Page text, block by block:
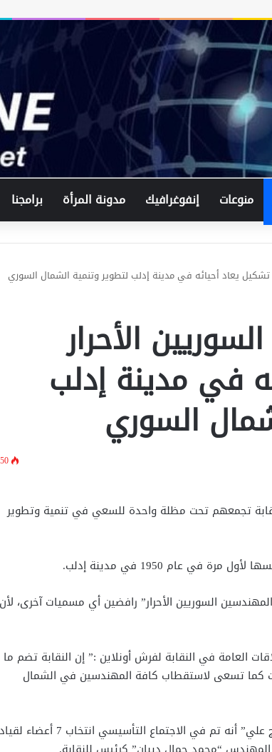
منوعات إنفوغرافيك مدونة المرأة برامجنا
تشكيل يعاد أحيائه في مدينة إدلب لتطوير وتنمية الشمال السوري
الأحرار
في مدينة إدلب
السوري
تجمعهم تحت مظلة واحدة للسعي في تنمية وتطوير
في عام 1950 في مدينة إدلب.
السوريين الأحرار” رافضين أي مسميات آخرى، لأن
العامة في النقابة لفرش أونلاين :” إن النقابة تضم ما
كما تسعى لاستقطاب كافة المهندسين في الشمال
وعن خطوات ومراحل تأسيس النقابة، يوضح “حاج علي” أنه تم في الاجتماع التأسيسي